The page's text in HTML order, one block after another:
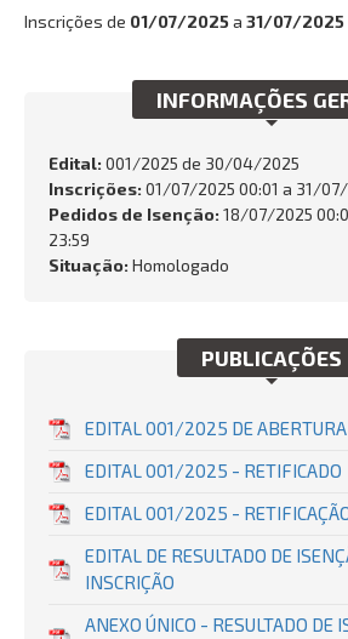
BUSCAR
Inscrições de 01/07/2025a 31/07/2025
INFORMAÇÕES
Edital: 001/2025 de 30/04/2025
Inscrições: 01/07/2025 00:01 a 31/
Pedidos de Isenção: 18/07/2025
23:59
Situação: Homologado
PUBLICAÇÕES
EDITAL 001/2025 DE ABERTURA
EDITAL 001/2025 - RETIFICADO
EDITAL 001/2025 -
EDITAL DE RESULTADO DE
INSCRIÇÃO
ANEXO ÚNICO - RESULTADO DE